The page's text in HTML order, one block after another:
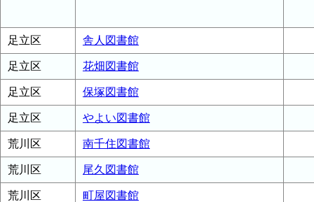
足立区 舎人図書館
足立区 花畑図書館
足立区 保塚図書館
足立区 やよい図書館
荒川区 南千住図書館
荒川区 尾久図書館
荒川区 町屋図書館